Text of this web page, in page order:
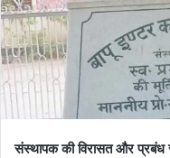
संस्थापक की विरासत और प्रबंध